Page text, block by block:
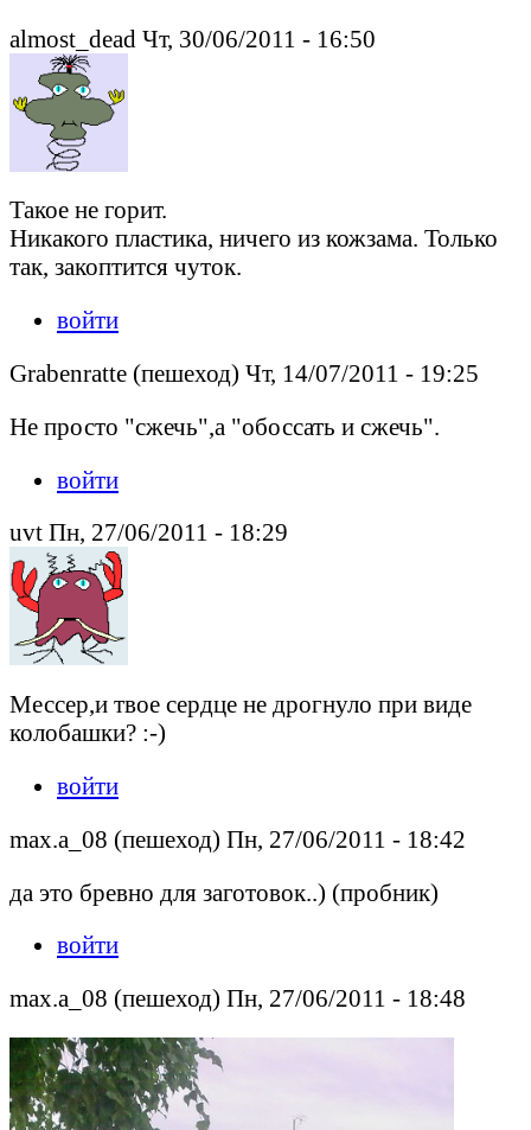
almost_dead Чт, 30/06/2011 - 16:50
Такое не горит.
Никакого пластика, ничего из кожзама. Только
так, закоптится чуток.
войти
Grabenratte (пешеход) Чт, 14/07/2011 - 19:25
Не просто "сжечь",а "обоссать и сжечь".
войти
uvt Пн, 27/06/2011 - 18:29
Мессер,и твое сердце не дрогнуло при виде
колобашки? :-)
войти
max.a_08 (пешеход) Пн, 27/06/2011 - 18:42
да это бревно для заготовок..) (пробник)
войти
max.a_08 (пешеход) Пн, 27/06/2011 - 18:48